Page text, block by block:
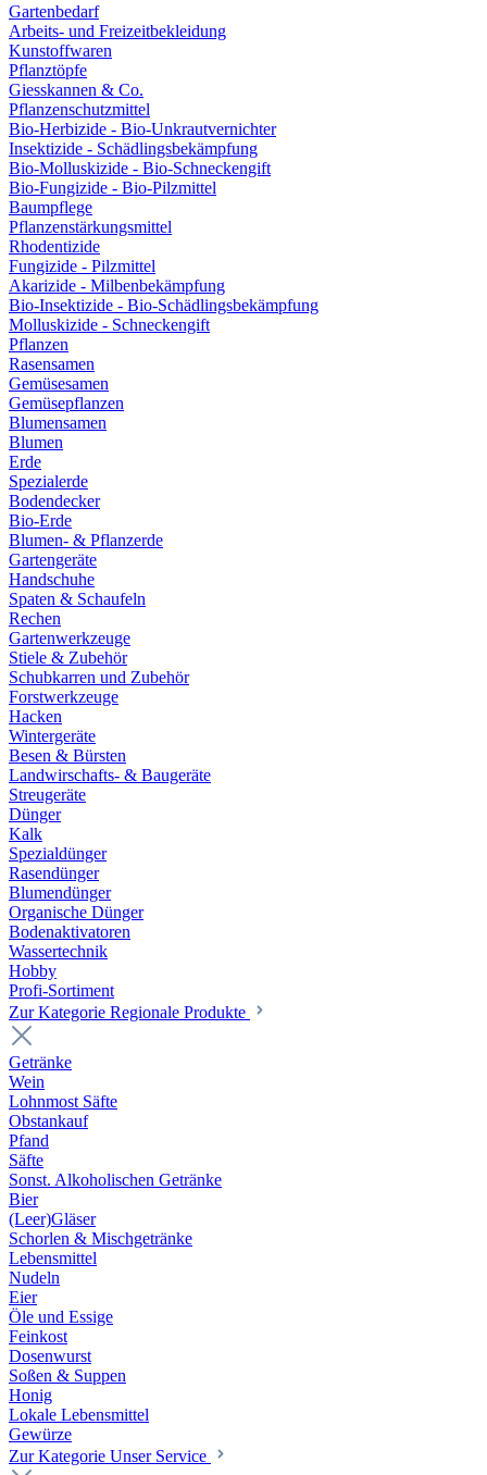
Gartenbedarf
Arbeits- und Freizeitbekleidung
Kunstoffwaren
Pflanztöpfe
Giesskannen & Co.
Pflanzenschutzmittel
Bio-Herbizide - Bio-Unkrautvernichter
Insektizide - Schädlingsbekämpfung
Bio-Molluskizide - Bio-Schneckengift
Bio-Fungizide - Bio-Pilzmittel
Baumpflege
Pflanzenstärkungsmittel
Rhodentizide
Fungizide - Pilzmittel
Akarizide - Milbenbekämpfung
Bio-Insektizide - Bio-Schädlingsbekämpfung
Molluskizide - Schneckengift
Pflanzen
Rasensamen
Gemüsesamen
Gemüsepflanzen
Blumensamen
Blumen
Erde
Spezialerde
Bodendecker
Bio-Erde
Blumen- & Pflanzerde
Gartengeräte
Handschuhe
Spaten & Schaufeln
Rechen
Gartenwerkzeuge
Stiele & Zubehör
Schubkarren und Zubehör
Forstwerkzeuge
Hacken
Wintergeräte
Besen & Bürsten
Landwirschafts- & Baugeräte
Streugeräte
Dünger
Kalk
Spezialdünger
Rasendünger
Blumendünger
Organische Dünger
Bodenaktivatoren
Wassertechnik
Hobby
Profi-Sortiment
Zur Kategorie Regionale Produkte
Getränke
Wein
Lohnmost Säfte
Obstankauf
Pfand
Säfte
Sonst. Alkoholischen Getränke
Bier
(Leer)Gläser
Schorlen & Mischgetränke
Lebensmittel
Nudeln
Eier
Öle und Essige
Feinkost
Dosenwurst
Soßen & Suppen
Honig
Lokale Lebensmittel
Gewürze
Zur Kategorie Unser Service